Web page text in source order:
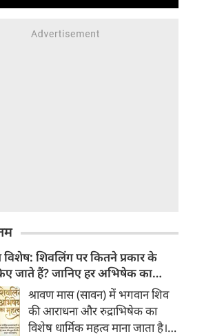
विशेष: शिवलिंग पर कितने प्रकार के
जाते हैं? जानिए हर अभिषेक का
श्रावण मास (सावन) में भगवान शिव
की आराधना और रुद्राभिषेक का
विशेष धार्मिक महत्व माना जाता है।